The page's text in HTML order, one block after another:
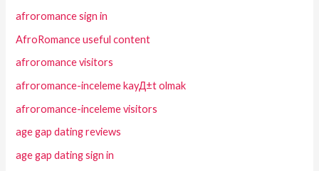
afroromance sign in
AfroRomance useful content
afroromance visitors
afroromance-inceleme kayД±t olmak
afroromance-inceleme visitors
age gap dating reviews
age gap dating sign in